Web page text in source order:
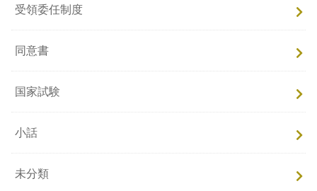
受領委任制度
同意書
国家試験
小話
未分類